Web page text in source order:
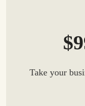
Take your